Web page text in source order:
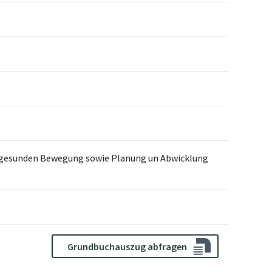
Bewegung sowie Planung un Abwicklung
Grundbuchauszug abfragen